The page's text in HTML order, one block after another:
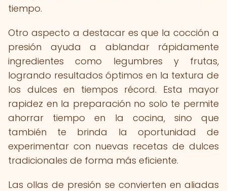
tiempo.
Otro aspecto a destacar es que la cocción a
presión ayuda a ablandar rápidamente
ingredientes como legumbres y frutas,
logrando resultados óptimos en la textura de
los dulces en tiempos récord. Esta mayor
rapidez en la preparación no solo te permite
ahorrar tiempo en la cocina, sino que
también te brinda la oportunidad de
experimentar con nuevas recetas de dulces
tradicionales de forma más eficiente.
Las ollas de presión se convierten en aliadas